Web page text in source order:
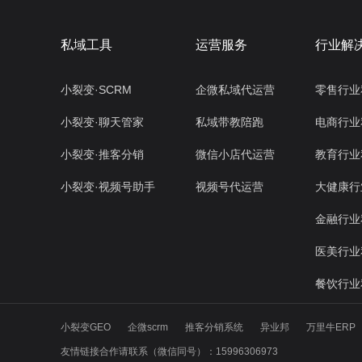
私域工具
小裂变·SCRM
小裂变·聊天管家
小裂变·推客分销
小裂变·视频号助手
运营服务
企微私域代运营
私域带教陪跑
微信小店代运营
视频号代运营
行业解
零售行
电商行
教育行
大健康
金融行
医美行
餐饮行
小裂变GEO 企微scrm 推客分销系统 异业邦 万里牛ERP
友情链接合作请联系（微信同号）：15996306973